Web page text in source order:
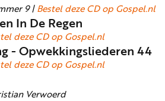
9 |Bestel deze CD op Gospel.nl
In De Regen
deze CD op Gospel.nl
- Opwekkingsliederen 44
deze CD op Gospel.nl
Verwoerd